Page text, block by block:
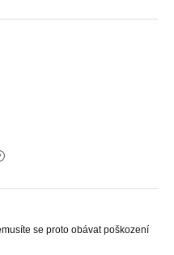
se proto obávat poškození